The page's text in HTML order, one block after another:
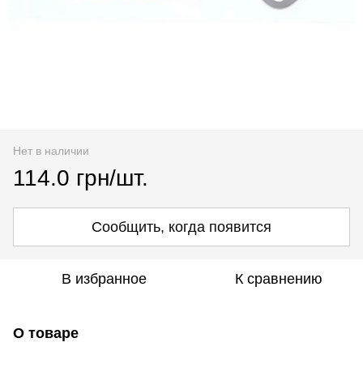
Нет в наличии
114.0 грн/шт.
Сообщить, когда появится
В избранное К сравнению
О товаре